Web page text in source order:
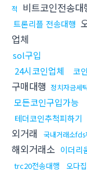
적
비트코인전송대
트론리플 전송대행
업체
sol구입
24시코인업체
코
구매대행 정치자금세
모든코인구입가능
테더코인추척피하기
외거래
국내거래소fds
해외거래소 이더리
trc20전송대행 오다